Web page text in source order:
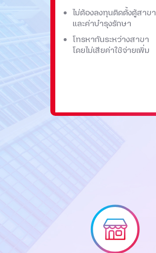
ไม่ต้องลงทุนติดตั้งตู้สาขา
และค่าบำรุงรักษา
โทรหากันระหว่างสาขา
โดยไม่เสียค่าใช้จ่ายเพิ่ม